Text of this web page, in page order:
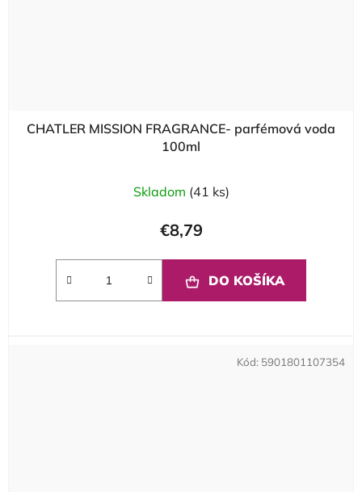
CHATLER MISSION FRAGRANCE- parfémová voda
100ml
Skladom (41 ks)
€8,79
DO KOŠÍKA
Kód: 5901801107354